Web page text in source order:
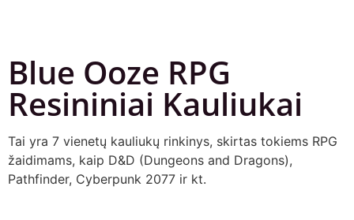
Blue Ooze RPG
Resininiai Kauliukai
Tai yra 7 vienetų kauliukų rinkinys, skirtas tokiems RPG
žaidimams, kaip D&D (Dungeons and Dragons),
Pathfinder, Cyberpunk 2077 ir kt.